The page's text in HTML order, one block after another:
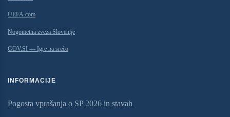
UEFA.com
Nogometna zveza Slovenije
GOV.SI — Igre na srečo
INFORMACIJE
Pogosta vprašanja o SP 2026 in stavah